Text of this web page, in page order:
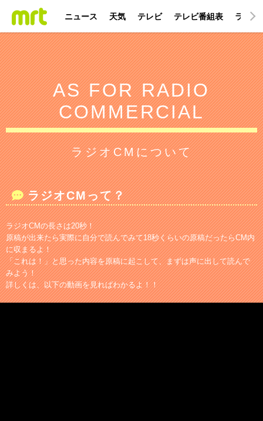
ニュース 天気 テレビ テレビ番組表 ラジオ
AS FOR RADIO
COMMERCIAL
ラジオCMについて
ラジオCMって？
ラジオCMの長さは20秒！
原稿が出来たら実際に自分で読んでみて18秒くらいの原稿だったらCM内
に収まるよ！
「これは！」と思った内容を原稿に起こして、まずは声に出して読んで
みよう！
詳しくは、以下の動画を見ればわかるよ！！